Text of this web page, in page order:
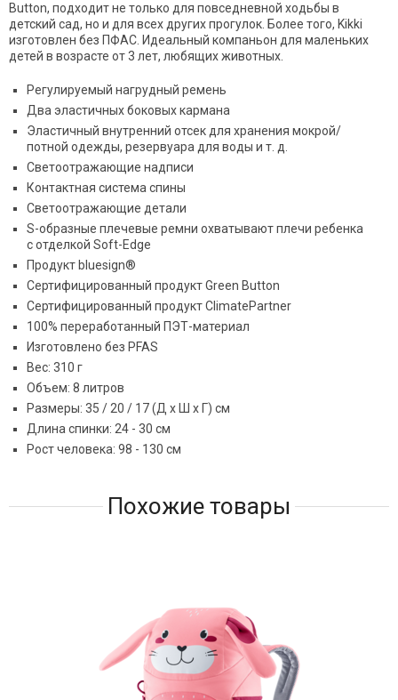
Button, подходит не только для повседневной ходьбы в
детский сад, но и для всех других прогулок. Более того, Kikki
изготовлен без ПФАС. Идеальный компаньон для маленьких
детей в возрасте от 3 лет, любящих животных.
Регулируемый нагрудный ремень
Два эластичных боковых кармана
Эластичный внутренний отсек для хранения мокрой/
потной одежды, резервуара для воды и т. д.
Светоотражающие надписи
Контактная система спины
Светоотражающие детали
S-образные плечевые ремни охватывают плечи ребенка
с отделкой Soft-Edge
Продукт bluesign®
Сертифицированный продукт Green Button
Сертифицированный продукт ClimatePartner
100% переработанный ПЭТ-материал
Изготовлено без PFAS
Вес: 310 г
Объем: 8 литров
Размеры: 35 / 20 / 17 (Д x Ш x Г) см
Длина спинки: 24 - 30 см
Рост человека: 98 - 130 см
Похожие товары